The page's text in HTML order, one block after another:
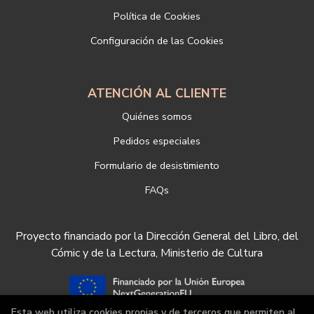
Si desea ampliar información sobre la política de privacidad de
https://www.libreriadeportiva.com/proteccion-de-datos
Política de Cookies
Configuración de las Cookies
ATENCIÓN AL CLIENTE
Quiénes somos
Pedidos especiales
Formulario de desistimiento
FAQs
Proyecto financiado por la Dirección General del Libro, del
Cómic y de la Lectura, Ministerio de Cultura